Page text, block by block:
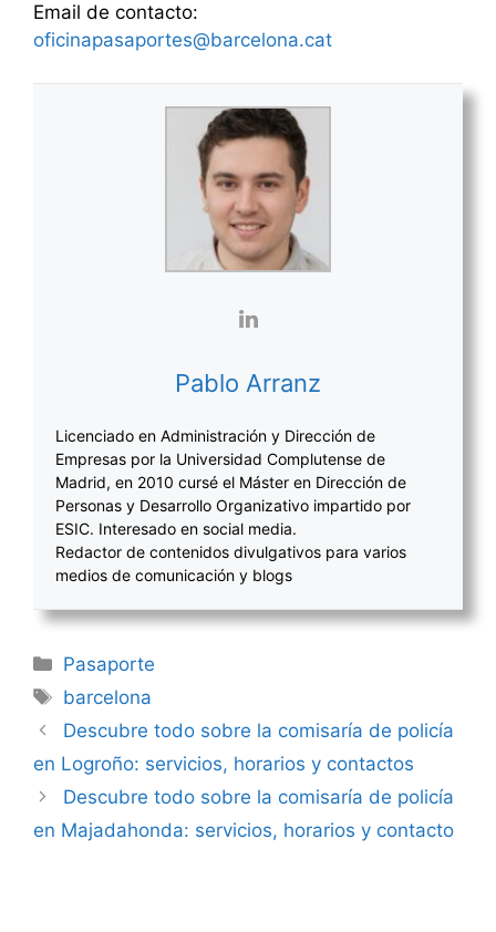
Email de contacto:
oficinapasaportes@barcelona.cat
Pablo Arranz
Licenciado en Administración y Dirección de
Empresas por la Universidad Complutense de
Madrid, en 2010 cursé el Máster en Dirección de
Personas y Desarrollo Organizativo impartido por
ESIC. Interesado en social media.
Redactor de contenidos divulgativos para varios
medios de comunicación y blogs
Categorías
Pasaporte
Etiquetas
barcelona
Navegación
entradas
Descubre todo sobre la comisaría de policía
en Logroño: servicios, horarios y contactos
Descubre todo sobre la comisaría de policía
en Majadahonda: servicios, horarios y contacto